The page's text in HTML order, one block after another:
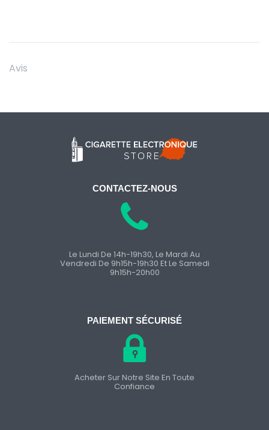
Avis
CONTACTEZ-NOUS
Le Lundi De 14h-19h30, Le Mardi Au
Vendredi De 9h15h-19h30 Et Le Samedi
9h15h-20h00
PAIEMENT SÉCURISÉ
Acheter Sur Notre Site En Toute
Confiance